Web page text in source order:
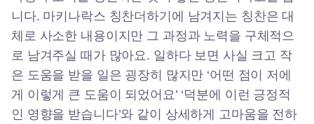
니다. 마키나락스 칭찬더하기에 남겨지는 칭찬은 대
체로 사소한 내용이지만 그 과정과 노력을 구체적으
로 남겨주실 때가 많아요. 일하다 보면 사실 크고 작
은 도움을 받을 일은 굉장히 많지만 ‘어떤 점이 저에
게 이렇게 큰 도움이 되었어요’ ‘덕분에 이런 긍정적
인 영향을 받습니다’와 같이 상세하게 고마움을 전하